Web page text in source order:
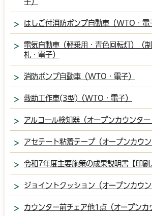
はしご付消防ポンプ自動車（WTO・電
電気自動車（軽乗用・青色回転灯）（
札・電子）
消防ポンプ自動車（WTO・電子）
救助工作車(3型)（WTO・電子）
アルコール検知器（オープンカウンター
アセテート粘着テープ（オープンカウン
令和7年度主要施策の成果説明書【印刷
ジョイントクッション（オープンカウン
カウンター前チェア他1点（オープンカ